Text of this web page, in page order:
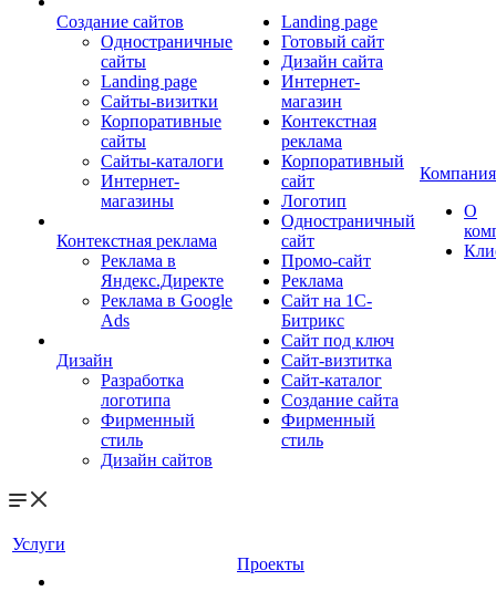
Создание сайтов
Одностраничные
сайты
Landing page
Сайты-визитки
Корпоративные
сайты
Сайты-каталоги
Интернет-
магазины
Контекстная реклама
Реклама в
Яндекс.Директе
Реклама в Google
Ads
Дизайн
Разработка
логотипа
Фирменный
стиль
Дизайн сайтов
Landing page
Готовый сайт
Дизайн сайта
Интернет-
магазин
Контекстная
реклама
Корпоративный
сайт
Логотип
Одностраничный
сайт
Промо-сайт
Реклама
Сайт на 1С-
Битрикс
Сайт под ключ
Сайт-визтитка
Сайт-каталог
Создание сайта
Фирменный
стиль
Компания
О
Услуги
Проекты